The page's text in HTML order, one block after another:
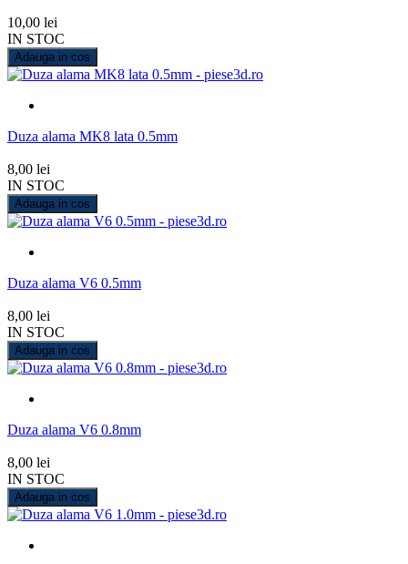
10,00 lei
IN STOC
Adauga in cos
Duza alama MK8 lata 0.5mm
8,00 lei
IN STOC
Adauga in cos
Duza alama V6 0.5mm
8,00 lei
IN STOC
Adauga in cos
Duza alama V6 0.8mm
8,00 lei
IN STOC
Adauga in cos